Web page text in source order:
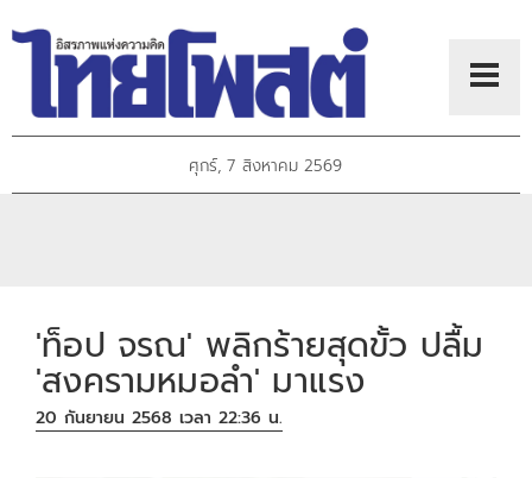
ศุกร์, 7 สิงหาคม 2569
'ท็อป จรณ' พลิกร้ายสุดขั้ว ปลื้ม
'สงครามหมอลำ' มาแรง
20 กันยายน 2568 เวลา 22:36 น.